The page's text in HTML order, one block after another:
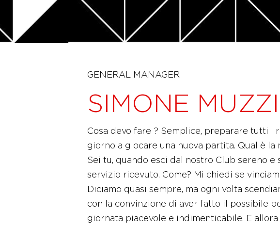
GENERAL MANAGER
SIMONE MUZZI
Cosa devo fare ? Semplice, preparare tutti i
giorno a giocare una nuova partita. Qual è la
Sei tu, quando esci dal nostro Club sereno e
servizio ricevuto. Come? Mi chiedi se
Diciamo quasi sempre, ma ogni volta
con la convinzione di aver fatto il possibile
giornata piacevole e indimenticabile. E allora